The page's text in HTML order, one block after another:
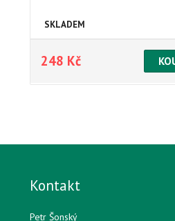
SKLADEM
248 Kč
Kontakt
Petr Šonský